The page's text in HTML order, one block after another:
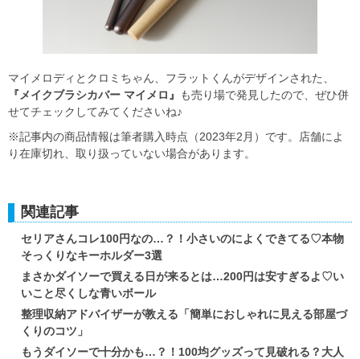
マイメロディとクロミちゃん、フラットくんがデザインされた、
『メイクブラシカバー マイメロ』
も売り場で発見したので、ぜひ併
せてチェックしてみてくださいね♪
※記事内の商品情報は筆者購入時点（2023年2月）です。店舗によ
り在庫切れ、取り扱っていない場合があります。
関連記事
セリアさんコレ100円なの…？！小さいのによくできてる♡本物
そっくりなキーホルダー3選
まさかダイソーで買える日が来るとは…200円は安すぎるよ♡い
いこと尽くしな青いボール
整理収納アドバイザーが教える「簡単におしゃれに見える部屋づ
くりのコツ」
もうダイソーで十分かも…？！100均グッズって見破れる？大人